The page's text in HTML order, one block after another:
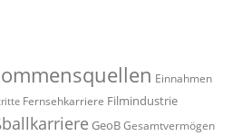
Einnahmen
Fernsehkarriere Filmindustrie
GeoBGesamtvermögen